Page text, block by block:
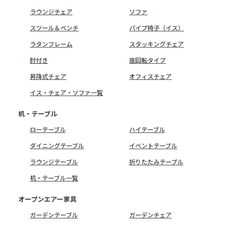
ラウンジチェア
ソファ
スツール＆ベンチ
パイプ椅子（イス）
ラタンフレーム
スタッキングチェア
肘付き
座回転タイプ
昇降式チェア
オフィスチェア
イス・チェア・ソファ一覧
机・テーブル
ローテーブル
ハイテーブル
ダイニングテーブル
イベントテーブル
ラウンジテーブル
折りたたみテーブル
机・テーブル一覧
オープンエアー家具
ガーデンテーブル
ガーデンチェア